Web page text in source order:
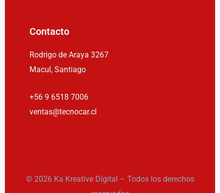
Contacto
Rodrigo de Araya 3267
Macul, Santiago
+56 9 6518 7006
ventas@tecnocar.cl
© 2026 Ka Kreative Digital – Todos los derechos